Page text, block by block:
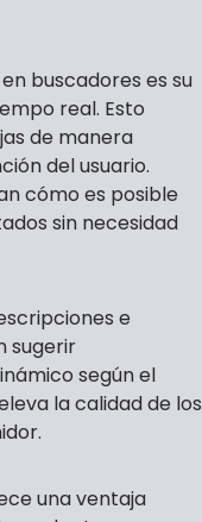
buscadores es su
real. Esto
de manera
del usuario.
cómo es posible
sin necesidad
e
sugerir
según el
la calidad de los
una ventaja